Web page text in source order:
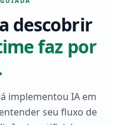
descobrir
faz por
implementou IA em
seu fluxo de